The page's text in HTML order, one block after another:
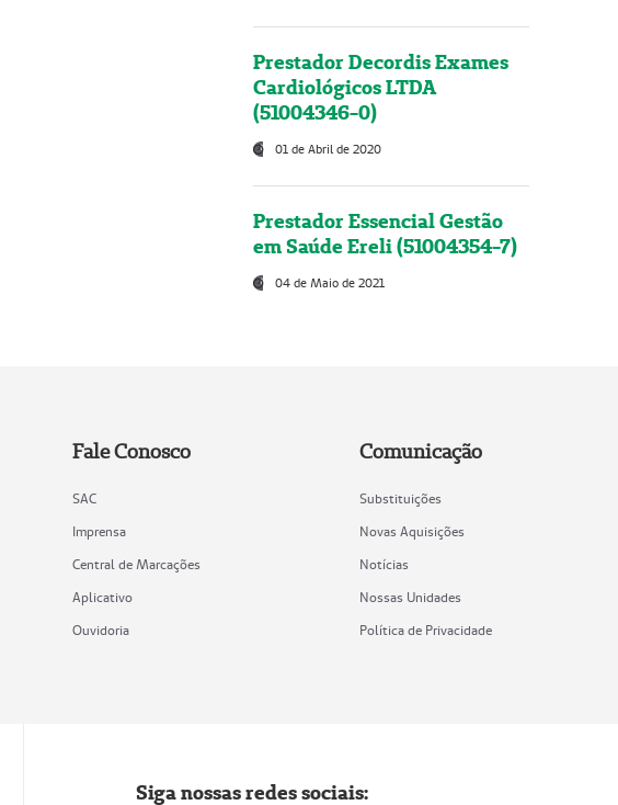
Prestador Decordis Exames
Cardiológicos LTDA
(51004346-0)
01 de Abril de 2020
Prestador Essencial Gestão
em Saúde Ereli (51004354-7)
04 de Maio de 2021
Fale Conosco
SAC
Imprensa
Central de Marcações
Aplicativo
Ouvidoria
Comunicação
Substituições
Novas Aquisições
Notícias
Nossas Unidades
Política de Privacidade
Siga nossas redes sociais: